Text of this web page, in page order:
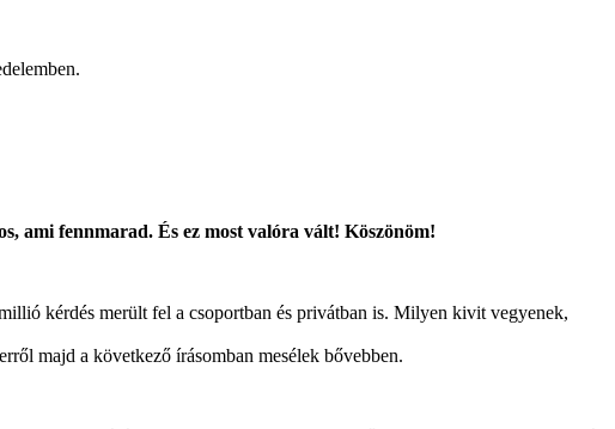
ami fennmarad. És ez most valóra vált! Köszönöm!
kérdés merült fel a csoportban és privátban is. Milyen kivit vegyenek,
majd a következő írásomban mesélek bővebben.